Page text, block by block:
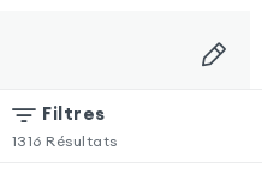
Filtres
1316 Résultats